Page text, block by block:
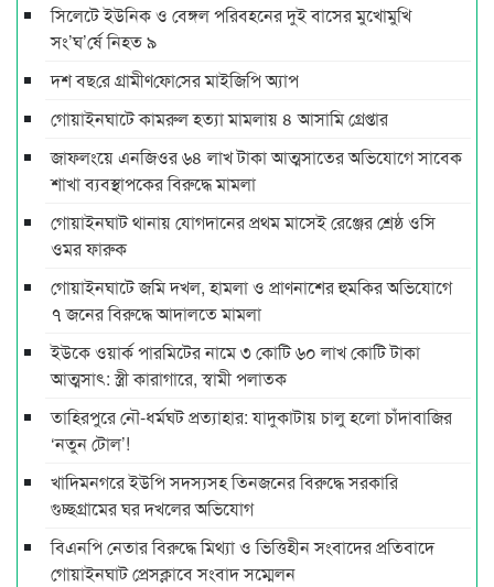
সিলেটে ইউনিক ও বেঙ্গল পরিবহনের দুই বাসের মুখোমুখি
সং’ঘ’র্ষে নিহত ৯
দশ বছ‌রে গ্রামীণ‌ফো‌সের মাইজিপি অ্যাপ
গোয়াইনঘাটে কামরুল হত্যা মামলায় ৪ আসামি গ্রেপ্তার
জাফলংয়ে এনজিওর ৬৪ লাখ টাকা আত্মসাতের অভিযোগে সাবেক
শাখা ব্যবস্থাপকের বিরুদ্ধে মামলা
গোয়াইনঘাট থানায় যোগদানের প্রথম মাসেই রেঞ্জের শ্রেষ্ঠ ওসি
ওমর ফারুক
গোয়াইনঘাটে জমি দখল, হামলা ও প্রাণনাশের হুমকির অভিযোগে
৭ জনের বিরুদ্ধে আদালতে মামলা
ইউকে ওয়ার্ক পারমিটের নামে ৩ কোটি ৬০ লাখ কোটি টাকা
আত্মসাৎ: স্ত্রী কারাগারে, স্বামী পলাতক
তাহিরপুরে নৌ-ধর্মঘট প্রত্যাহার: যাদুকাটায় চালু হলো চাঁদাবাজির
‘নতুন টোল’!
খাদিমনগরে ইউপি সদস্যসহ তিনজনের বিরুদ্ধে সরকারি
গুচ্ছগ্রামের ঘর দখলের অভিযোগ
বিএনপি নেতার বিরুদ্ধে মিথ্যা ও ভিত্তিহীন সংবাদের প্রতিবাদে
গোয়াইনঘাট প্রেসক্লাবে সংবাদ সম্মেলন